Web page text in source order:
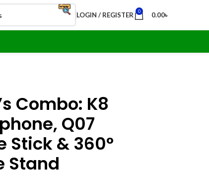
LOGIN / REGISTER 0 0.00৳
Combo: K8
Q07
Stick & 360°
Stand